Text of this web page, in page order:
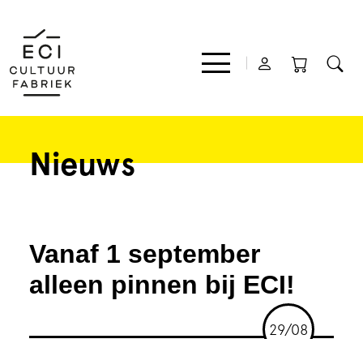
Film
Theater
Nieuws
Vanaf 1 september
alleen pinnen bij ECI!
29/08